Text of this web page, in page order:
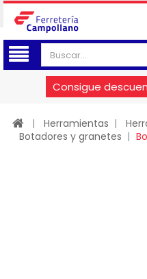
Consigue
Herramientas
Botadores y granetes